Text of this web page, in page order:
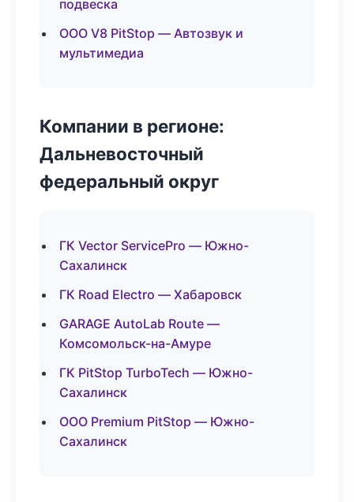
подвеска
ООО V8 PitStop — Автозвук и
мультимедиа
Компании в регионе:
Дальневосточный
федеральный округ
ГК Vector ServicePro — Южно-
Сахалинск
ГК Road Electro — Хабаровск
GARAGE AutoLab Route —
Комсомольск-на-Амуре
ГК PitStop TurboTech — Южно-
Сахалинск
ООО Premium PitStop — Южно-
Сахалинск